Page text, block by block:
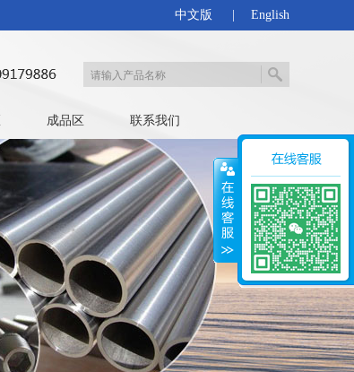
中文版 English
成品区 联系我们